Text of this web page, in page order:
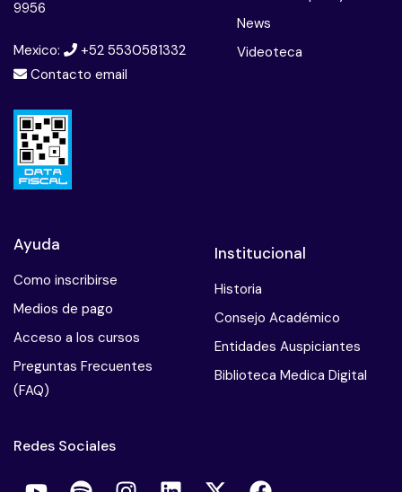
9956
Mexico:
+52 5530581332
Contacto email
News
Videoteca
Ayuda
Como inscribirse
Medios de pago
Acceso a los cursos
Preguntas Frecuentes
(FAQ)
Institucional
Historia
Consejo Académico
Entidades Auspiciantes
Biblioteca Medica Digital
Redes Sociales